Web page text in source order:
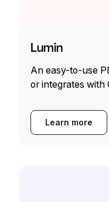
Lumin
An easy-to-use
or integrates with
Learn more